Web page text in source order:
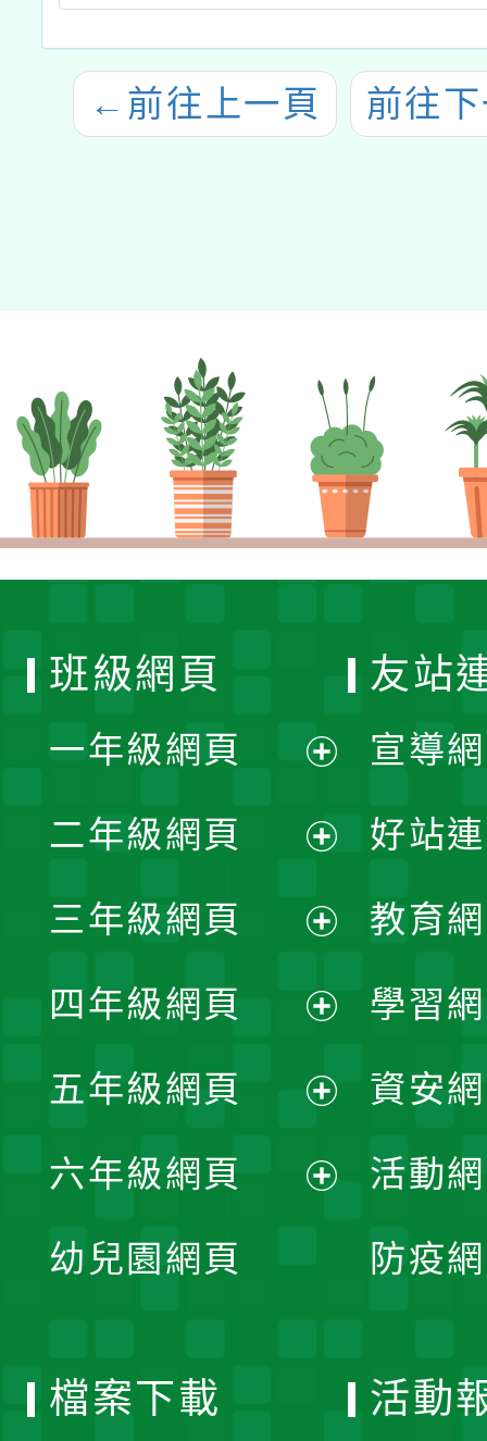
← 前往上一頁 前往
班級網頁
一年級網頁
開
選
單
二年級網頁
開
選
單
三年級網頁
開
選
單
四年級網頁
開
選
五年級網頁
開
六年級網頁
幼兒園網頁
友站
宣導
好站
教育
學習
資安
活動
防疫
檔案下載 活動